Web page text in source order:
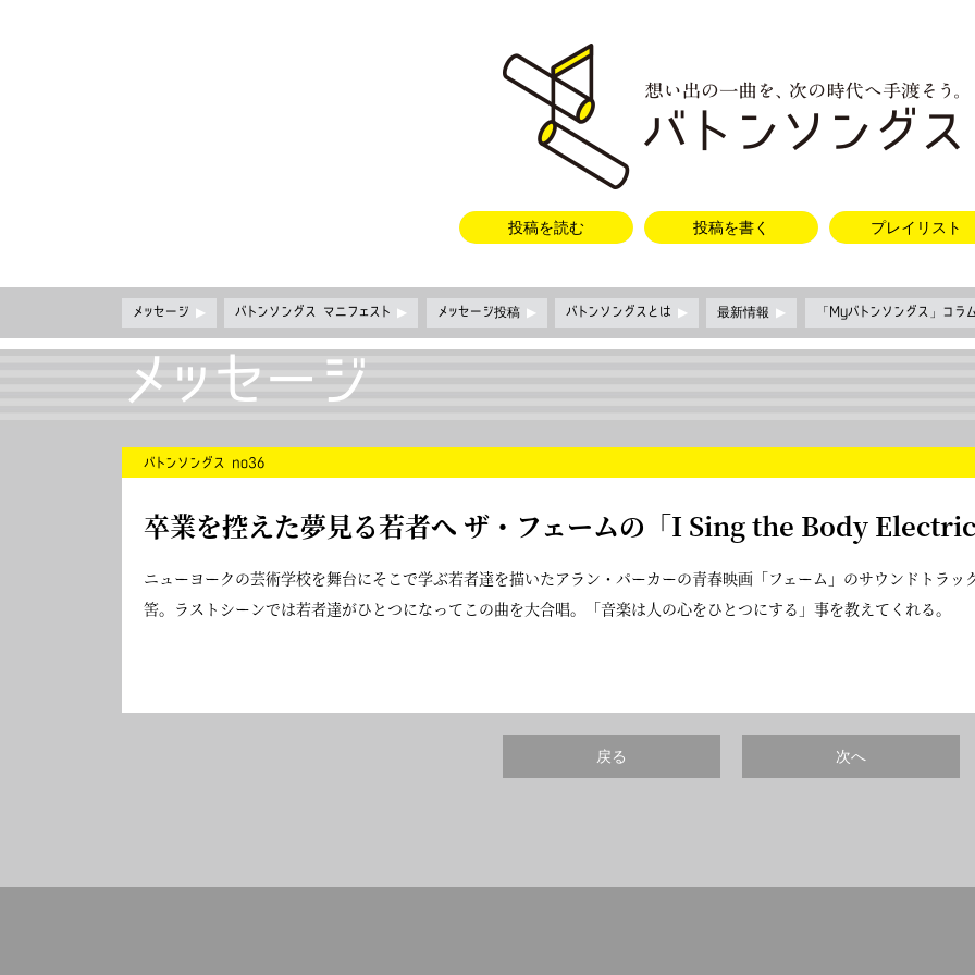
投稿を読む 投稿を書く プレイリスト
メッセージ ▶ バトンソングス マニフェスト▶ メッセージ投稿 ▶ バトンソングスとは ▶ 最新情報▶ 「Myバトンソングス」コラ
メッセージ
バトンソングス no36
卒業を控えた夢見る若者へ ザ・フェームの「I Sing the Body Electric
ニューヨークの芸術学校を舞台にそこで学ぶ若者達を描いたアラン・パーカーの青春映画「フェーム」のサウンドトラ
筈。ラストシーンでは若者達がひとつになってこの曲を大合唱。「音楽は人の心をひとつにする」事を教えてくれる。
戻る 次へ